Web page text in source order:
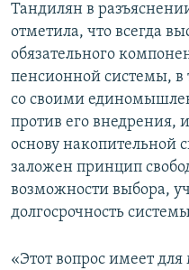
Тандилян в
отметила, что всегда
обязательного
пенсионной системы, в
со своими
против его внедрения,
основу накопительной
заложен принцип
возможности выбора,
долгосрочность
«Этот вопрос имеет